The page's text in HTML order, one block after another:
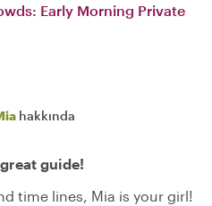
Early Morning Private
hakkında
guide!
time lines, Mia is your girl!